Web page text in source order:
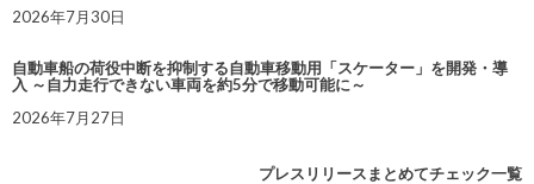
2026年7月30日
自動車船の荷役中断を抑制する自動車移動用「スケーター」を開発・導
入 ～自力走行できない車両を約5分で移動可能に～
2026年7月27日
プレスリリースまとめてチェック一覧